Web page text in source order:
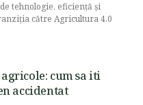
tehnologie, eficiență și
către Agricultura 4.0
cum sa iti
accidentat